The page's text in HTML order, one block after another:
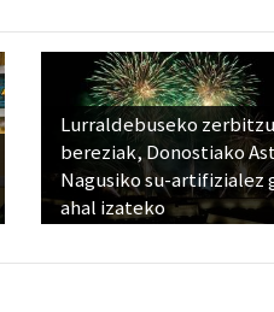
Lurraldebuseko zerbitzu
bereziak, Donostiako
Nagusiko su-artifizialez
ahal izateko